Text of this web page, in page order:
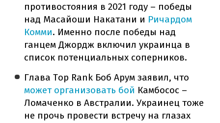
противостояния в 2021 году – победы
над Масайоши Накатани и Ричардом
Комми. Именно после победы над
ганцем Джордж включил украинца в
список потенциальных соперников.
Глава Top Rank Боб Арум заявил, что
может организовать бой Камбосос –
Ломаченко в Австралии. Украинец тоже
не прочь провести встречу на глазах